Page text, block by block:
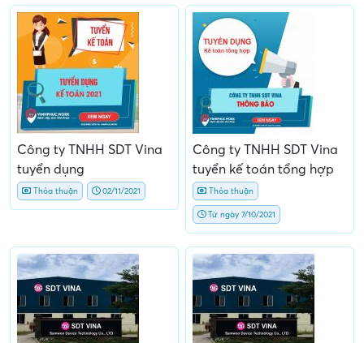
Công ty TNHH SDT Vina
tuyển dụng
Thỏa thuận 02/11/2021
Công ty TNHH SDT Vina
tuyển kế toán tổng hợp
Thỏa thuận
Từ ngày 7/10/2021